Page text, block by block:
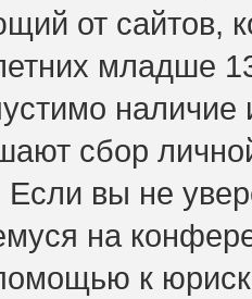
от сайтов,
младше
наличие
сбор
вы не
на
к